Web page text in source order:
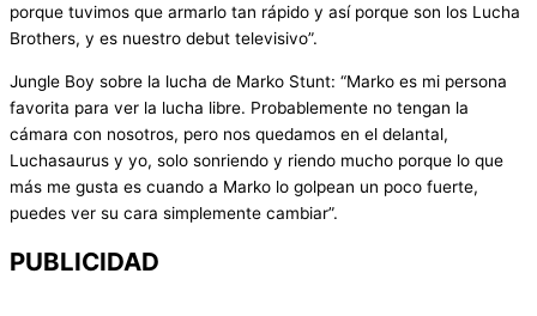
porque tuvimos que armarlo tan rápido y así porque son los Lucha
Brothers, y es nuestro debut televisivo”.
Jungle Boy sobre la lucha de Marko Stunt: “Marko es mi persona
favorita para ver la lucha libre. Probablemente no tengan la
cámara con nosotros, pero nos quedamos en el delantal,
Luchasaurus y yo, solo sonriendo y riendo mucho porque lo que
más me gusta es cuando a Marko lo golpean un poco fuerte,
puedes ver su cara simplemente cambiar”.
PUBLICIDAD